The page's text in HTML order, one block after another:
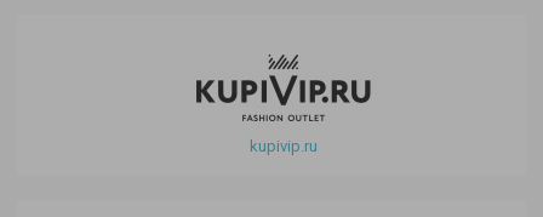
kupivip.ru